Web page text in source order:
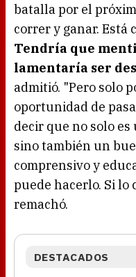
batalla por el
correr y ganar. Está
Tendría que
lamentaría ser
admitió. "Pero solo
oportunidad de
decir que no solo
sino también un
comprensivo y
puede hacerlo. Si lo
remachó.
DESTACADOS